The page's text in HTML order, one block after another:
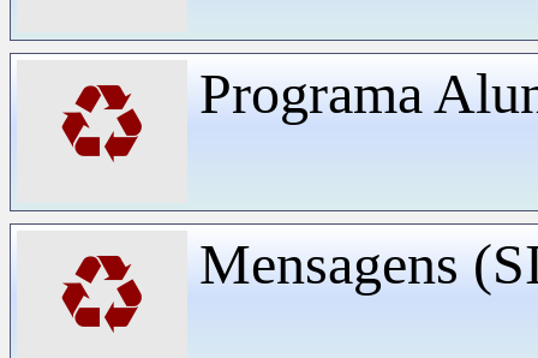
♻ Programa
♻ Mensagens